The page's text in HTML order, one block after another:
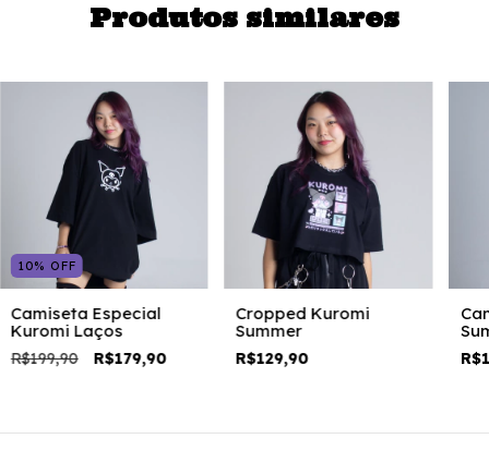
Produtos similares
10% OFF
Camiseta Especial
Kuromi Laços
R$199,90 R$179,90
Cropped Kuromi
Summer
R$129,90